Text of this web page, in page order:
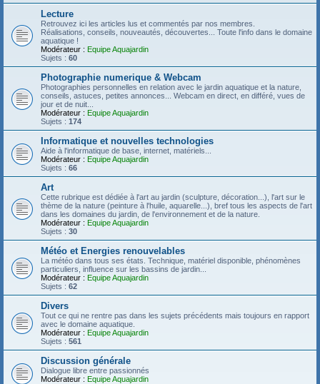
Lecture
Retrouvez ici les articles lus et commentés par nos membres.
Réalisations, conseils, nouveautés, découvertes... Toute l'info dans le domaine
aquatique !
Modérateur : Equipe Aquajardin
Sujets : 60
Photographie numerique & Webcam
Photographies personnelles en relation avec le jardin aquatique et la nature,
conseils, astuces, petites annonces... Webcam en direct, en différé, vues de
jour et de nuit...
Modérateur : Equipe Aquajardin
Sujets : 174
Informatique et nouvelles technologies
Aide à l'informatique de base, internet, matériels...
Modérateur : Equipe Aquajardin
Sujets : 66
Art
Cette rubrique est dédiée à l'art au jardin (sculpture, décoration...), l'art sur le
thème de la nature (peinture à l'huile, aquarelle...), bref tous les aspects de l'art
dans les domaines du jardin, de l'environnement et de la nature.
Modérateur : Equipe Aquajardin
Sujets : 30
Météo et Energies renouvelables
La météo dans tous ses états. Technique, matériel disponible, phénomènes
particuliers, influence sur les bassins de jardin...
Modérateur : Equipe Aquajardin
Sujets : 62
Divers
Tout ce qui ne rentre pas dans les sujets précédents mais toujours en rapport
avec le domaine aquatique.
Modérateur : Equipe Aquajardin
Sujets : 561
Discussion générale
Dialogue libre entre passionnés
Modérateur : Equipe Aquajardin